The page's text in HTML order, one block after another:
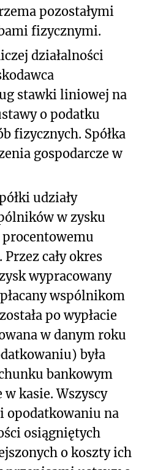
pozostałymi
fizycznymi.
działalności
stawki liniowej na
o podatku
fizycznych. Spółka
gospodarcze w
udziały
w zysku
procentowemu
cały okres
wypracowany
wspólnikom
po wypłacie
w danym roku
była
bankowym
kasie. Wszyscy
opodatkowaniu na
osiągniętych
o koszty ich